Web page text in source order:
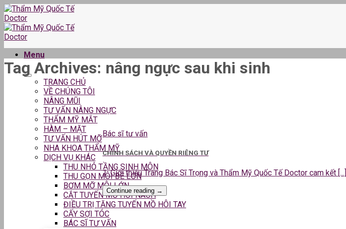
Skip
to
content
Menu
TRANG CHỦ
VỀ CHÚNG TÔI
NÂNG MŨI
TƯ VẤN NÂNG NGỰC
THẨM MỸ MẮT
HÀM – MẶT
TƯ VẤN HÚT MỠ
NHA KHOA THẨM MỸ
DỊCH VỤ KHÁC
THU NHỎ TẦNG SINH MÔN
THU GỌN MÔI BÉ LỚN
BƠM MỠ MÔI LỚN
CẮT TUYẾN MỒ HÔI NÁCH
ĐIỀU TRỊ TĂNG TUYẾN MỒ HÔI TAY
CẤY SỢI TÓC
BÁC SĨ TƯ VẤN
Tag Archives: nâng ngực sau khi sinh
Bác sĩ tư vấn
CHÍNH SÁCH VÀ QUYỀN RIÊNG TƯ
1. Giới thiệu Trang Bác Sĩ Trọng và Thẩm Mỹ Quốc Tế Doctor cam kết [...]
Continue reading →